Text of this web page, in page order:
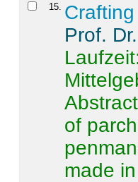
15
Prof.
of
made